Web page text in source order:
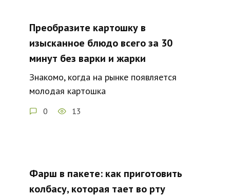
Преобразите картошку в
изысканное блюдо всего за 30
минут без варки и жарки
Знакомо, когда на рынке появляется
молодая картошка
0 13
Фарш в пакете: как приготовить
колбасу, которая тает во рту